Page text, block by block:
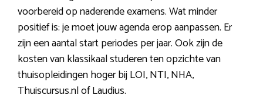
voorbereid op naderende examens. Wat minder
positief is: je moet jouw agenda erop aanpassen. Er
zijn een aantal start periodes per jaar. Ook zijn de
kosten van klassikaal studeren ten opzichte van
thuisopleidingen hoger bij LOI, NTI, NHA,
Thuiscursus.nl of Laudius.